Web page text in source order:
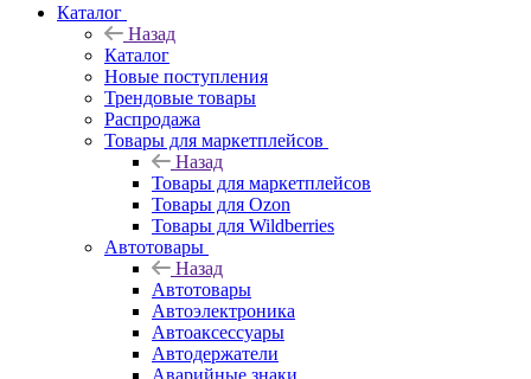
Каталог
Назад
Каталог
Новые поступления
Трендовые товары
Распродажа
Товары для маркетплейсов
Назад
Товары для маркетплейсов
Товары для Ozon
Товары для Wildberries
Автотовары
Назад
Автотовары
Автоэлектроника
Автоаксессуары
Автодержатели
Аварийные знаки